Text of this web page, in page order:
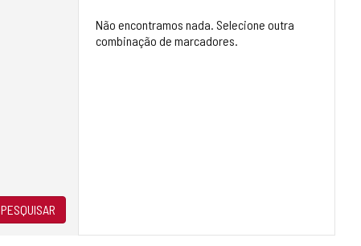
PESQUISAR
Não encontramos nada. Selecione outra
combinação de marcadores.